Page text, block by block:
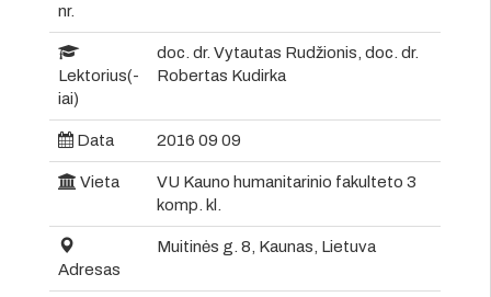
nr.
Lektorius(-
iai)
doc. dr. Vytautas Rudžionis, doc. dr.
Robertas Kudirka
Data 2016 09 09
Vieta
VU Kauno humanitarinio fakulteto 3
komp. kl.
Adresas
Muitinės g. 8, Kaunas, Lietuva